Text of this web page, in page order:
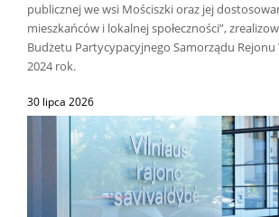
publicznej we wsi Mościszki oraz jej
mieszkańców i lokalnej społeczności”,
Budżetu Partycypacyjnego Samorządu Rejonu
2024 rok.
30 lipca 2026